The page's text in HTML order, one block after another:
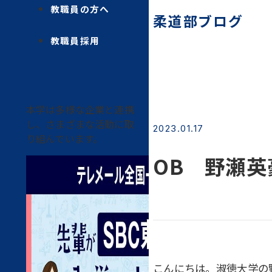
教職員の方へ
教職員採用
本学は多様な企業と連携
し、さまざまな活動に取
り組んでいます。
柔道部ブログ
2023.01.17
OB 野瀬英
こんにちは。淑徳大学の